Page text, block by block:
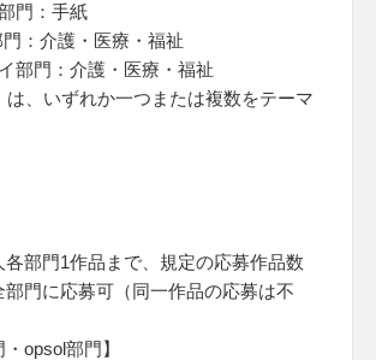
門：手紙
門：介護・医療・福祉
部門：介護・医療・福祉
、いずれか一つまたは複数をテーマ
部門1作品まで、規定の応募作品数
部門に応募可（同一作品の応募は不
・opsol部門】